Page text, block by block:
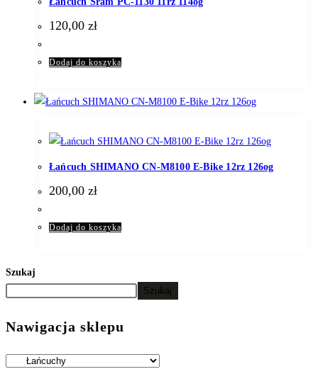
120,00 zł
Dodaj do koszyka
Łańcuch SHIMANO CN-M8100 E-Bike 12rz 126og
200,00 zł
Dodaj do koszyka
Szukaj
Szukaj
Nawigacja sklepu